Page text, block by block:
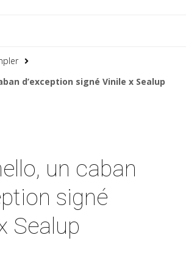
d’exception signé Vinile x Sealup
un caban
signé
Sealup